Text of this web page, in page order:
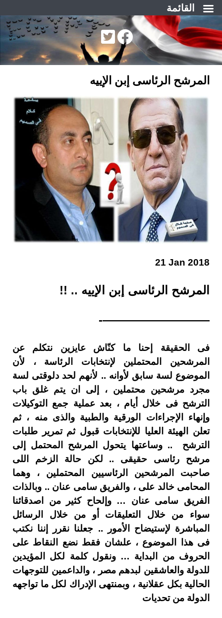
التجاوز
إلى
المحتوى
المرشح الرئاسى إبن الإييه
21 Jan 2018
المرشح الرئاسى إبن الإييه .. !!
—————————-
فى الحقيقة إحنا ما كنّاش عايزين نتكلم عن
المرشحين المحتملين لإنتخابات الرئاسة ، لأن
الموضوع لسة سابق لأوانه .. لأنهم لحد دلوقتى لسة
مجرد مرشحين محتملين ، إلى ان يتم غلق باب
الترشح فى خلال أيام ، بعد عملية جمع التوكيلات
وإنهاء الإجراءات الورقية والطبية والذى منه ، ثم
تعلن الهيئة العليا للإنتخابات قبول ثم تمرير طلبات
الترشح .. وساعتها يتحول المرشح المحتمل إلى
مرشح رئاسى حقيقى .. لكن حالة الزخم اللى
صاحبت المرشحين الرئاسيين المحتملين ، وهما
المحامى خالد على ، والفريق سامى عنان .. وبالذات
الفريق سامى عنان … وإلحاح كثير من اصدقائنا
سواء من خلال التعليقات أو من خلال الرسائل
المباشرة لإستيضاح الأمور .. جعلنا نقرر إننا نكتب
فى هذا الموضوع ، علشان فقط نضع النقاط على
الحروف من البداية … ونقول كلمة لكل المؤيدين
للدولة والعاشقين لبدهم مصر ، والداعمين للتوجهات
الحالية بكل عقلانية ، وبمنتهى الإدراك لكل ما تواجهه
الدولة من تحديات
القائمة